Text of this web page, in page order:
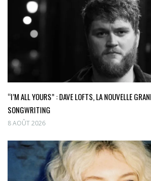
“I’M ALL YOURS” : DAVE LOFTS, LA NOUVELLE
SONGWRITING
8 AOÛT 2026